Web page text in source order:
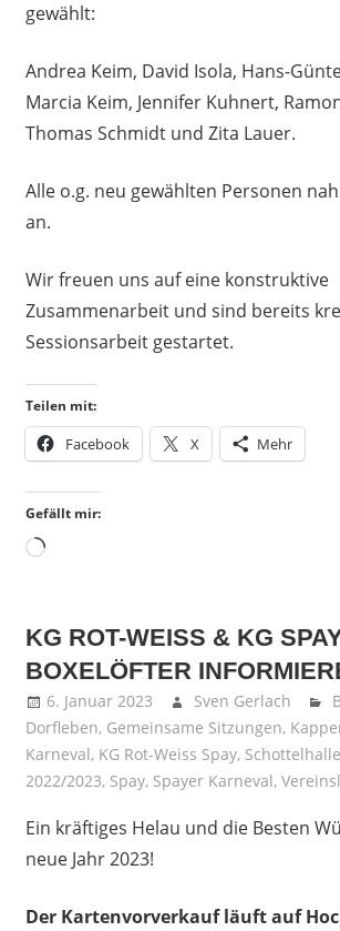
gewählt:
Andrea Keim, David Isola, Hans-
Marcia Keim, Jennifer Kuhnert,
Thomas Schmidt und Zita Lauer.
Alle o.g. neu gewählten Personen
an.
Wir freuen uns auf eine konstruktive
Zusammenarbeit und sind bereits
Sessionsarbeit gestartet.
Teilen mit:
Facebook X Mehr
Gefällt mir:
Wird
KG ROT-WEISS & KG
BOXELÖFTER
6. Januar 2023 Sven Gerlach
Dorfleben, Gemeinsame Sitzungen,
Karneval, KG Rot-Weiss Spay, Schottelhalle
2022/2023, Spay, Spayer Karneval,
Ein kräftiges Helau und die Besten
neue Jahr 2023!
Der Kartenvorverkauf läuft auf